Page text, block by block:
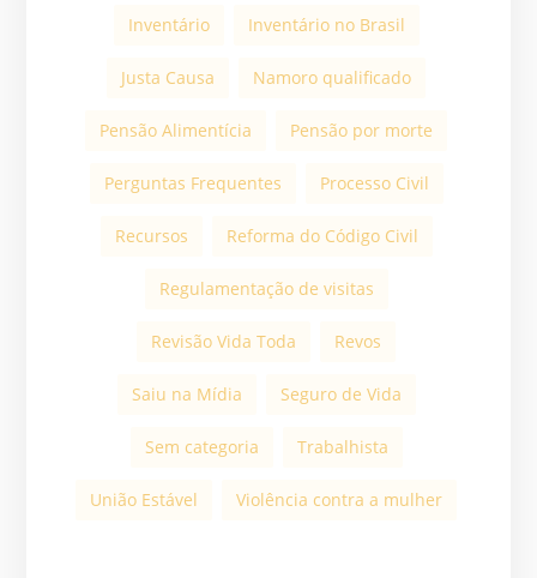
Inventário Inventário no Brasil
Justa Causa Namoro qualificado
Pensão Alimentícia Pensão por morte
Perguntas Frequentes Processo Civil
Recursos Reforma do Código Civil
Regulamentação de visitas
Revisão Vida Toda Revos
Saiu na Mídia Seguro de Vida
Sem categoria Trabalhista
União Estável Violência contra a mulher